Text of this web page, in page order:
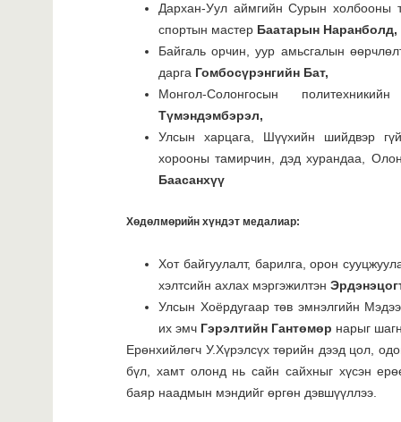
Дархан-Уул аймгийн Сурын холбооны
спортын мастер Баатарын Наранболд,
Байгаль орчин, уур амьсгалын
дарга Гомбосүрэнгийн Бат,
Монгол-Солонгосын
Түмэндэмбэрэл,
Улсын харцага, Шүүхийн шийдвэр
хорооны тамирчин, дэд хурандаа,
Баасанхүү
Хөдөлмөрийн хүндэт медалиар:
Хот байгуулалт, барилга, орон
хэлтсийн ахлах мэргэжилтэн
Улсын Хоёрдугаар төв эмнэлгийн
их эмч Гэрэлтийн Гантөмөр нарыг
Ерөнхийлөгч У.Хүрэлсүх төрийн дээд цол,
бүл, хамт олонд нь сайн сайхныг хүсэн
баяр наадмын мэндийг өргөн дэвшүүллээ.